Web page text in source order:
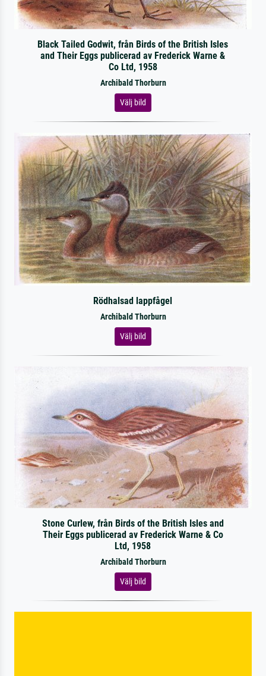
Black Tailed Godwit, från Birds of the British Isles
and Their Eggs publicerad av Frederick Warne &
Co Ltd, 1958
Archibald Thorburn
Välj bild
Rödhalsad lappfågel
Archibald Thorburn
Välj bild
Stone Curlew, från Birds of the British Isles and
Their Eggs publicerad av Frederick Warne & Co
Ltd, 1958
Archibald Thorburn
Välj bild